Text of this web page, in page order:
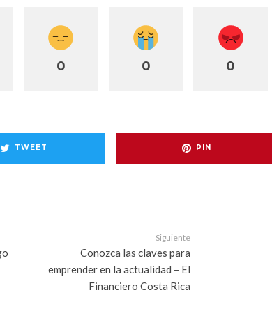
0 0 0
TWEET PIN
Siguiente
Conozca las claves para
emprender en la actualidad – El
Financiero Costa Rica